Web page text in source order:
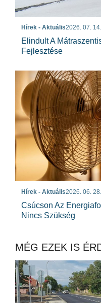
Hírek - Aktuális2026. 07. 14.
Elindult A
Fejlesztése
Hírek - Aktuális2026. 06. 28.
Csúcson Az
Nincs Szükség
MÉG EZEK IS